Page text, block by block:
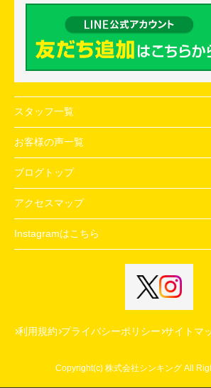
スタッフ一覧
お客様の声一覧
ブログトップ
アクセスマップ
Instagramはこちら
利用規約 プライバシーポリシー サイトマ
Copyright(c) 株式会社シンキング All